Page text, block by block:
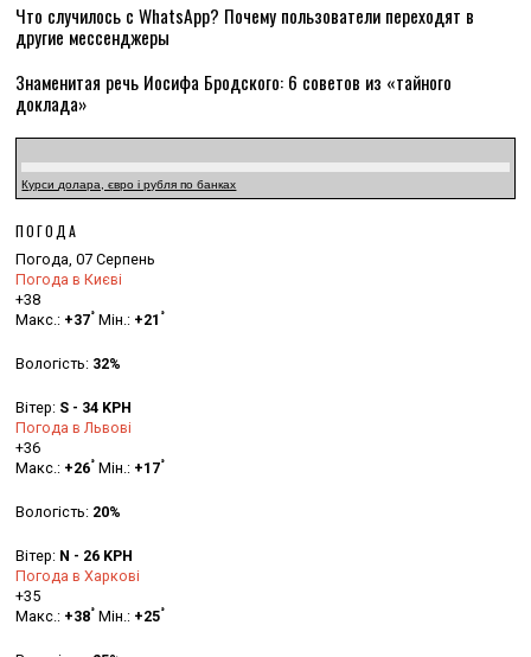
Что случилось с WhatsApp? Почему пользователи переходят в
другие мессенджеры
Знаменитая речь Иосифа Бродского: 6 советов из «тайного
доклада»
Курси долара, євро і рубля по банках
ПОГОДА
Погода, 07 Серпень
Погода в Києві
+38
Макс.: +37° Мін.: +21 °
Вологість: 32%
Вітер: S - 34 KPH
Погода в Львові
+36
Макс.: +26° Мін.: +17°
Вологість: 20%
Вітер: N - 26 KPH
Погода в Харкові
+35
Макс.: +38° Мін.: +25°